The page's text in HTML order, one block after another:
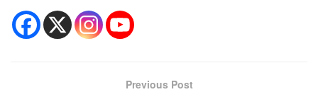
Previous Post